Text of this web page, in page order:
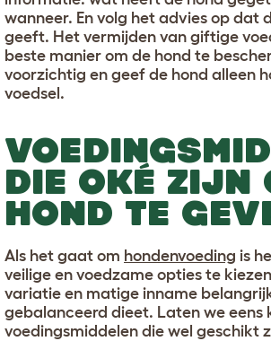
wanneer. En volg het advies op dat
geeft. Het vermijden van giftige
beste manier om de hond te
voorzichtig en geef de hond alleen
voedsel.
DIE OKÉ ZIJN
HOND TE
Als het gaat om hondenvoeding is
veilige en voedzame opties te
variatie en matige inname
gebalanceerd dieet. Laten we eens
voedingsmiddelen die wel geschikt